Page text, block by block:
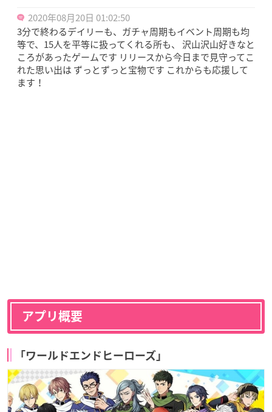
2020年08月20日 01:02:50
3分で終わるデイリーも、ガチャ周期もイベント周期も均
等で、15人を平等に扱ってくれる所も、 沢山沢山好きなと
ころがあったゲームです リリースから今日まで見守ってこ
れた思い出は ずっとずっと宝物です これからも応援して
ます！
アプリ概要
「ワールドエンドヒーローズ」